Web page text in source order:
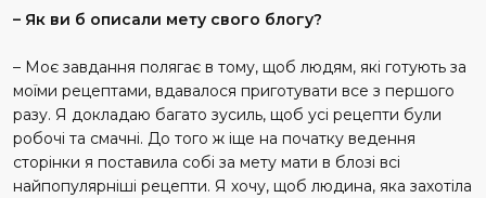
– Як ви б описали мету свого блогу?
– Моє завдання полягає в тому, щоб людям, які готують за
моїми рецептами, вдавалося приготувати все з першого
разу. Я докладаю багато зусиль, щоб усі рецепти були
робочі та смачні. До того ж іще на початку ведення
сторінки я поставила собі за мету мати в блозі всі
найпопулярніші рецепти. Я хочу, щоб людина, яка захотіла